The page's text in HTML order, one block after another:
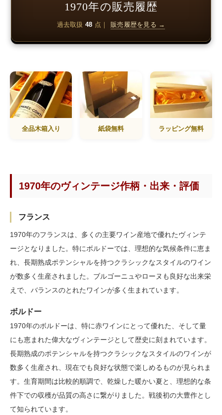
1970年の販売履歴
過去取扱 48 点｜ 販売履歴を見る →
全品木箱入り 紙袋無料 ラッピング無料
1970年のヴィンテージ作柄・出来・評価
フランス
1970年のフランスは、多くの主要ワイン産地で優れたヴィンテ
ージとなりました。特にボルドーでは、理想的な気候条件に恵ま
れ、長期熟成ポテンシャルを持つクラシックなスタイルのワイン
が数多く生産されました。ブルゴーニュやローヌも良好な出来栄
えで、バランスのとれたワインが多く生まれています。
ボルドー
1970年のボルドーは、特に赤ワインにとって優れた、そして量
にも恵まれた偉大なヴィンテージとして歴史に刻まれています。
長期熟成のポテンシャルを持つクラシックなスタイルのワインが
数多く生産され、現在でも良好な状態で楽しめるものが見られま
す。生育期間は比較的順調で、乾燥した暖かい夏と、理想的な条
件下での収穫が品質の高さに繋がりました。戦後初の大豊作とし
て知られています。